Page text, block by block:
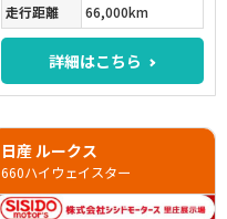
走行距離
66,000km
詳細はこちら
日産 ルークス
660ハイウェイスター